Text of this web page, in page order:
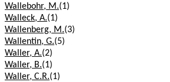
Wallebohr, M.(1)
Walleck, A.(1)
Wallenberg, M.(3)
Wallentin, G.(5)
Waller, A.(2)
Waller, B.(1)
Waller, C.R.(1)